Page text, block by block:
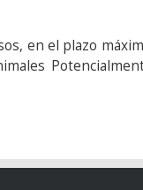
en el plazo